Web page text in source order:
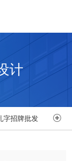
计
字招牌批发 